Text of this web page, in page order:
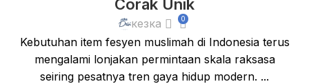
Corak Unik
кезка 0
Kebutuhan item fesyen muslimah di Indonesia terus
mengalami lonjakan permintaan skala raksasa
seiring pesatnya tren gaya hidup modern. ...